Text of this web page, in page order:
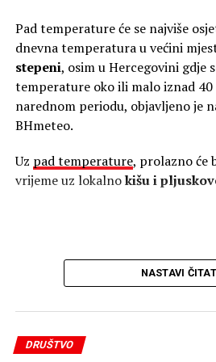
Istovremeno se u Tihom okeanu
Ninjo. Najnovije analize pokazuju
mora u dijelovima centralnog i
četiri i pet stepeni više od
Hitna pomoć upozorava: Toplotni
Još veća količina toplote nalazi se
Na dubini do 500 metara
prema istočnom dijelu tropskog
površini, čime dodatno pojačava
lako preći prag koji se koristi za
Pad temperature će se najviše
dnevna temperatura u većini
stepeni, osim u Hercegovini gdje
temperature oko ili malo iznad
narednom periodu, objavljeno je
BHmeteo.
Uz pad temperature, prolazno će
vrijeme uz lokalnokišu i
NASTAVI
DRUŠTVO